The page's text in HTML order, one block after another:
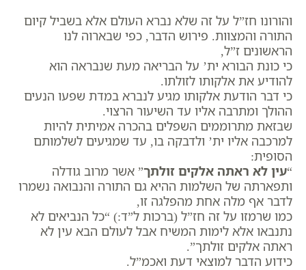
והורונו חז”ל על זה שלא נברא העולם אלא בשביל קיום
התורה והמצוות. פירוש הדבר, כפי שבארוה לנו
הראשונים ז”ל,
כי כונת הבורא ית’ על הבריאה מעת שנבראה הוא
להודיע את אלקותו לזולתו.
כי דבר הודעת אלקותו מגיע לנברא במדת שפעו הנעים
ההולך ומתרבה אליו עד השיעור הרצוי.
שבזאת מתרוממים השפלים בהכרה אמיתית להיות
למרכבה אליו ית’ ולדבקה בו, עד שמגיעים לשלמותם
הסופית:
“עין לא ראתה אלקים זולתך” אשר מרוב גודלה
ותפארתה של השלמות ההיא גם התורה והנבואה נשמרו
לדבר אף מלה אחת מהפלגה זו,
כמו שרמזו על זה חז”ל (ברכות ל”ד:) “כל הנביאים לא
נתנבאו אלא לימות המשיח אבל לעולם הבא עין לא
ראתה אלקים זולתך”.
כידוע הדבר למוצאי דעת ואכמ”ל.